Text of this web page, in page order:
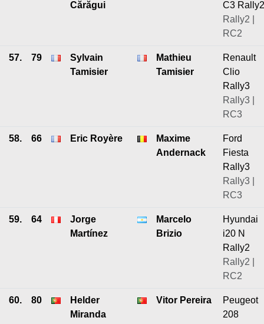
Cărăgui
C3 Rally2
Rally2 |
RC2
57. 79
Sylvain
Tamisier
Mathieu
Tamisier
Renault
Clio
Rally3
Rally3 |
RC3
58. 66 Eric Royère
Maxime
Andernack
Ford
Fiesta
Rally3
Rally3 |
RC3
59. 64
Jorge
Martínez
Marcelo
Brizio
Hyundai
i20 N
Rally2
Rally2 |
RC2
60. 80
Helder
Miranda
Vitor Pereira
Peugeot
208